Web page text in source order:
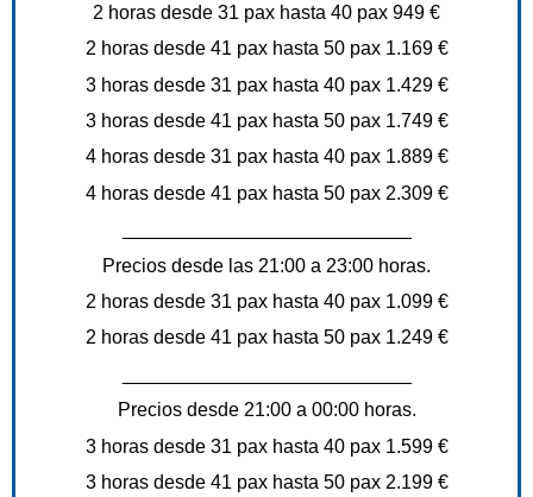
2 horas desde 31 pax hasta 40 pax 949 €
2 horas desde 41 pax hasta 50 pax 1.169 €
3 horas desde 31 pax hasta 40 pax 1.429 €
3 horas desde 41 pax hasta 50 pax 1.749 €
4 horas desde 31 pax hasta 40 pax 1.889 €
4 horas desde 41 pax hasta 50 pax 2.309 €
Precios desde las 21:00 a 23:00 horas.
2 horas desde 31 pax hasta 40 pax 1.099 €
2 horas desde 41 pax hasta 50 pax 1.249 €
Precios desde 21:00 a 00:00 horas.
3 horas desde 31 pax hasta 40 pax 1.599 €
3 horas desde 41 pax hasta 50 pax 2.199 €